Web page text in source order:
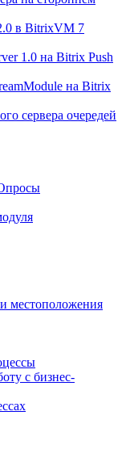
в BitrixVM 7
1.0 на Bitrix Push
на Bitrix
сервера очередей
местоположения
с бизнес-